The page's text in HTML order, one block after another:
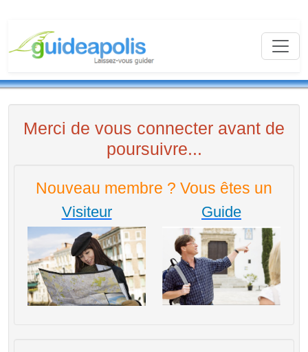
Merci de vous connecter avant de
poursuivre...
Nouveau membre ? Vous êtes un
Visiteur Guide